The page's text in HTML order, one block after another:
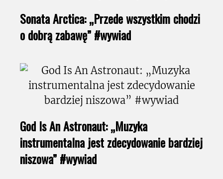
Sonata Arctica: „Przede wszystkim chodzi
o dobrą zabawę” #wywiad
God Is An Astronaut: „Muzyka
instrumentalna jest zdecydowanie bardziej
niszowa” #wywiad